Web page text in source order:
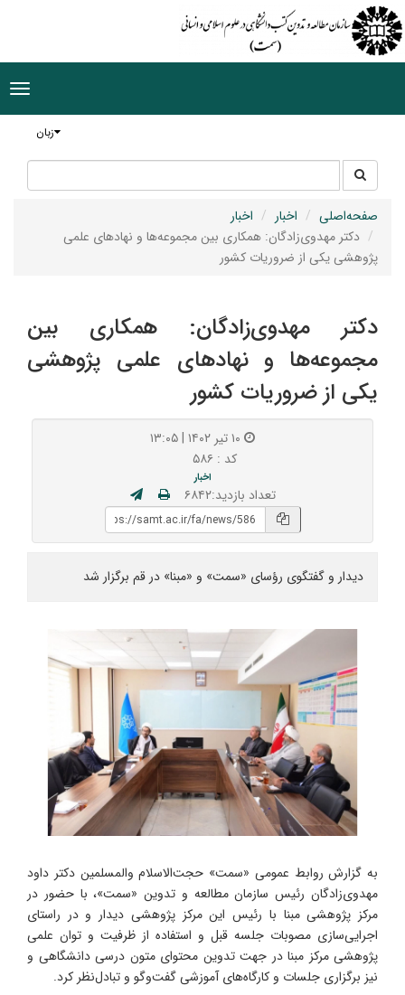
زبان
جستجو
در
سایت
صفحه‌اصلی اخبار
اخبار
دکتر مهدوی‌زادگان: همکاری بین مجموعه‌ها و نهادهای علمی
پژوهشی یکی از ضروریات کشور
دکتر مهدوی‌زادگان: همکاری بین
مجموعه‌ها و نهادهای علمی پژوهشی
یکی از ضروریات کشور
کد : ۵۸۶
اخبار
تعداد بازدید:۶۸۴۲
دیدار و گفتگوی رؤسای «سمت» و «مبنا» در قم برگزار شد
به گزارش روابط عمومی «سمت» حجت‌الاسلام‌ والمسلمین دکتر داود
مهدوی‌زادگان رئیس سازمان مطالعه و تدوین «سمت»، با حضور در
مرکز پژوهشی مبنا با رئیس این مرکز پژوهشی دیدار و در راستای
اجرایی‌سازی مصوبات جلسه قبل و استفاده از ظرفیت‌ و توان علمی
پژوهشی مرکز مبنا در جهت تدوین محتوای متون درسی دانشگاهی و
نیز برگزاری جلسات و کارگاه‌های آموزشی گفت‌وگو و تبادل‌نظر کرد.